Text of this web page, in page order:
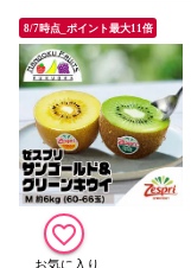
8/7時点_ポイント最大11倍